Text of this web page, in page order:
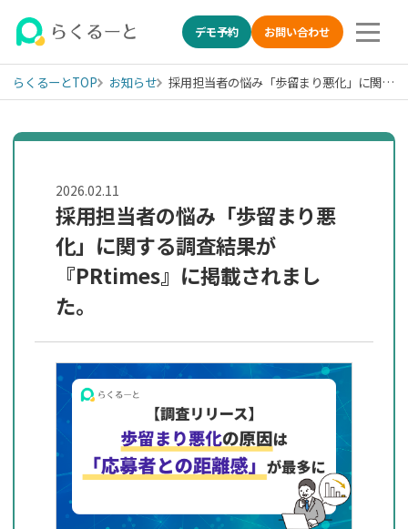
デモ予約 お問い合わせ
らくるーとTOP お知らせ 採用担当者の悩み「歩留まり悪化」に関する調査結果『PRtimes』に掲載のお知らせ
LINE特化の採用管理シス
2026.02.11
採用担当者の悩み「歩留まり悪
化」に関する調査結果が
『PRtimes』に掲載されまし
た。